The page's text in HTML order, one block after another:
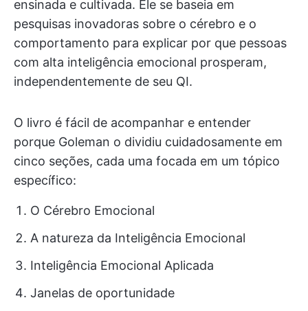
ensinada e cultivada. Ele se baseia em
pesquisas inovadoras sobre o cérebro e o
comportamento para explicar por que pessoas
com alta inteligência emocional prosperam,
independentemente de seu QI.
O livro é fácil de acompanhar e entender
porque Goleman o dividiu cuidadosamente em
cinco seções, cada uma focada em um tópico
específico:
O Cérebro Emocional
A natureza da Inteligência Emocional
Inteligência Emocional Aplicada
Janelas de oportunidade